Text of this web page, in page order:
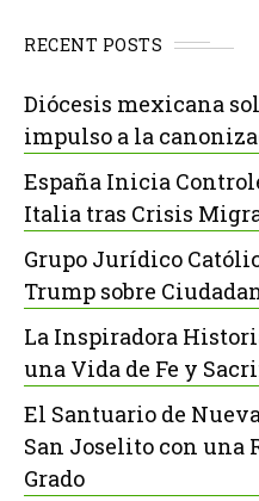
RECENT POSTS
Diócesis mexicana
impulso a la
España Inicia
Italia tras Crisis
Grupo Jurídico
Trump sobre
La Inspiradora
una Vida de Fe y
El Santuario de
San Joselito con una
Grado